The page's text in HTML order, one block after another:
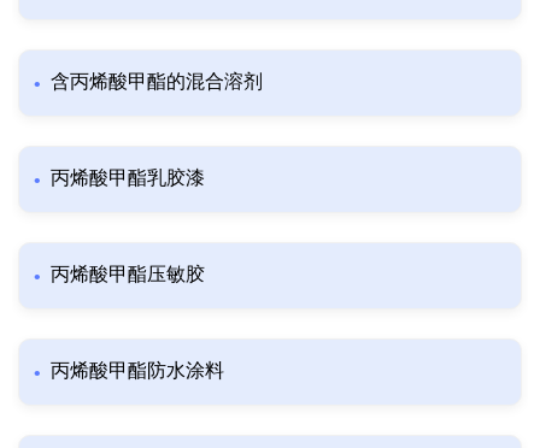
含丙烯酸甲酯的混合溶剂
丙烯酸甲酯乳胶漆
丙烯酸甲酯压敏胶
丙烯酸甲酯防水涂料